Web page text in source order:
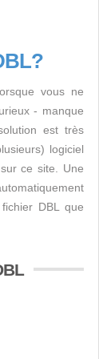
vous ne
- manque
est très
logiciel
ce site. Une
DBL que